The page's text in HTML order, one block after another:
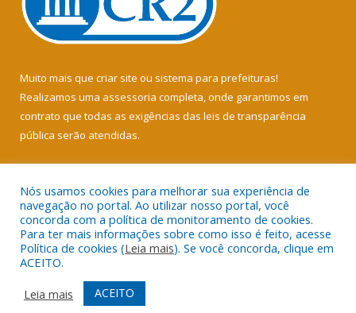
Muito mais que criar site ou sistema para prefeituras!
Realizamos uma assessoria completa, onde garantimos em
contrato que todas as exigências das leis de transparência
pública serão atendidas.
Todos os direitos reservados a Câmara Municipal de Soure.
Mapa do Site
Acessar Área Administrativa
Acessar Webmail
Nós usamos cookies para melhorar sua experiência de
navegação no portal. Ao utilizar nosso portal, você
concorda com a política de monitoramento de cookies.
Para ter mais informações sobre como isso é feito, acesse
Política de cookies (Leia mais). Se você concorda, clique em
ACEITO.
Leia mais
ACEITO